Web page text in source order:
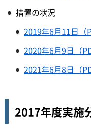
措置の状況
2019年6月11日（
2020年6月9日（
2021年6月8日（
2017年度実施